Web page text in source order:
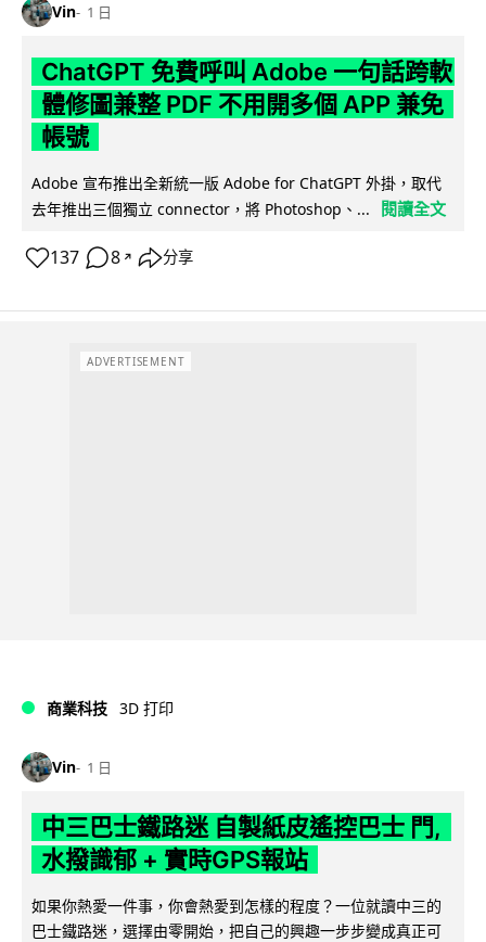
Vin 1 日
ChatGPT 免費呼叫 Adobe 一句話跨軟
體修圖兼整 PDF 不用開多個 APP 兼免
帳號
Adobe 宣布推出全新統一版 Adobe for ChatGPT 外掛，取代
去年推出三個獨立 connector，將 Photoshop、...
閱讀全文
137 8 ↗ 分享
ADVERTISEMENT
商業科技 3D 打印
Vin 1 日
中三巴士鐵路迷 自製紙皮遙控巴士 門,
水撥識郁 + 實時GPS報站
如果你熱愛一件事，你會熱愛到怎樣的程度？一位就讀中三的
巴士鐵路迷，選擇由零開始，把自己的興趣一步步變成真正可